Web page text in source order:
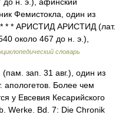
Фемистокла, один из
* * * АРИСТИД АРИСТИД (лат.
около 467 до н. э.),
словарь
(пам. зап. 31 авг.), один из
апологетов. Более чем
у Евсевия Кесарийского
Werke. Bd. 7: Die Chronik